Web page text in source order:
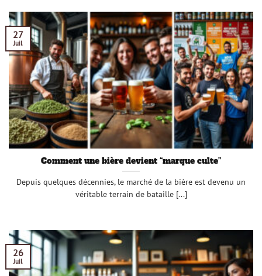
Comment une bière devient “marque culte”
Depuis quelques décennies, le marché de la bière est devenu un
véritable terrain de bataille [...]
27
Juil
26
Juil